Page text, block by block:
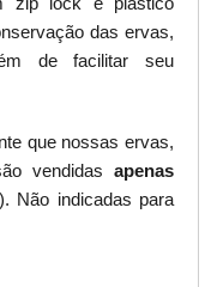
das ervas,
de facilitar seu
que nossas ervas,
vendidas apenas
Não indicadas para